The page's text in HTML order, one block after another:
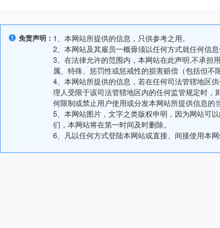
免责声明： 1、本网站所提供的信息，只供参考之用。
2、本网站及其雇员一概毋须以任何方式就任何信
3、在法律允许的范围内，本网站在此声明,不承担
属、特殊、惩罚性或惩戒性的损害赔偿（包括但
4、本网站所提供的信息，若在任何司法管辖地区
理人受限于该司法管辖地区内的任何监管规定时
何限制或禁止用户使用或分发本网站所提供信息的
5、本网站图片，文字之类版权申明，因为网站可
们，本网站将在第一时间及时删除。
6、凡以任何方式登陆本网站或直接、间接使用本